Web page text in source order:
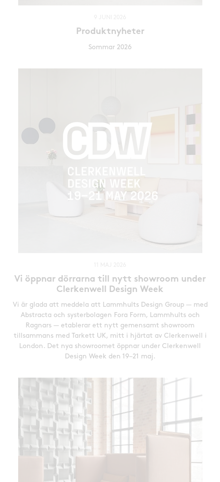
Produktnyheter
Sommar 2026
Vi öppnar dörrarna till nytt showroom under
Clerkenwell Design Week
Vi är glada att meddela att Lammhults Design Group — med
Abstracta och systerbolagen Fora Form, Lammhults och
Ragnars — etablerar ett nytt gemensamt showroom
tillsammans med Tarkett UK, mitt i hjärtat av Clerkenwell i
London. Det nya showroomet öppnar under Clerkenwell
Design Week den 19–21 maj.